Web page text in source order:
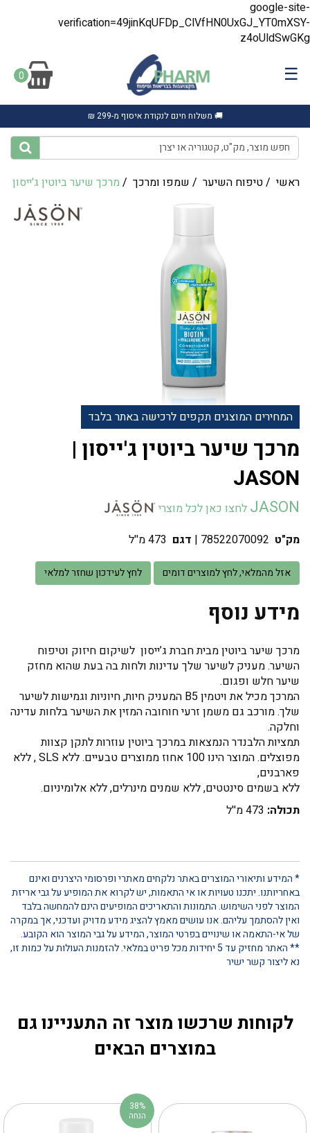
google-site-
verification=49jinKqUFDp_ClVfHN0UxGJ_YT0mXSY-
z4oUldSwGKg
☰
0
🚚 משלוח חינם לנקודת איסוף מ-299 ₪
ראשי /טיפוח השיער / שמפו ומרכך / מרכך שיער ביוטין ג'ייסון
המחירים המוצגים תקפים לרכישה באתר בלבד
מרכך שיער ביוטין ג'ייסון |
JASON
JASON לחצו כאן לכל מוצרי
מק"ט 78522070092
| דגם 473 מ''ל
אזל מהמלאי, לחץ למוצרים דומים לחץ לעידכון שחזר למלאי
מידע נוסף
מרכך שיער ביוטין מבית חברת ג’ייסון לשיקום חיזוק וטיפוח
השיער. מעניק לשיער שלך עדינות ולחות בה בעת שהוא מחזק
שיער חלש ופגום.
המרכך מכיל את ויטמין B5 המעניק חיות, חיוניות וגמישות לשיער
שלך. מורכב גם משמן זרעי חוחובה המזין את השיער בלחות עדינה
וחלקה.
תמציות הלבנדר הנמצאות במרכך ביוטין עוזרות לתקן קצוות
מפוצלים. המוצר הינו 100 אחוז ממוצרים טבעיים. ללא SLS , ללא
פארבנים,
ללא בשמים סינטטים, ללא שמנים מינרלים, ללא אלומיניום.
תכולה: 473 מ''ל
* המידע ותיאורי המוצרים באתר נלקחים מאתרי ופרסומי היצרנים ואינם
באחריותנו. יתכנו טעויות או אי התאמות, יש לקרוא את המופיע על גבי אריזת
המוצר לפני השימוש. התמונות והתאריכים המופיעים הינם להמחשה בלבד
ואין להסתמך עליהם. אנו עושים מאמץ להציג מידע מדויק ועדכני, אך במקרה
של אי-התאמה או שינויים בפרטי המוצר, המידע על גבי המוצר הוא הקובע.
** האתר מחזיק עד 5 יחידות מכל פריט במלאי. להזמנות העולות על כמות זו,
נא ליצור קשר ישיר
לקוחות שרכשו מוצר זה התעניינו גם
במוצרים הבאים
38%
הנחה